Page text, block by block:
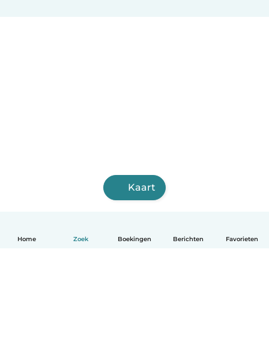
Home Zoek Boekingen Berichten Favorieten
Kaart